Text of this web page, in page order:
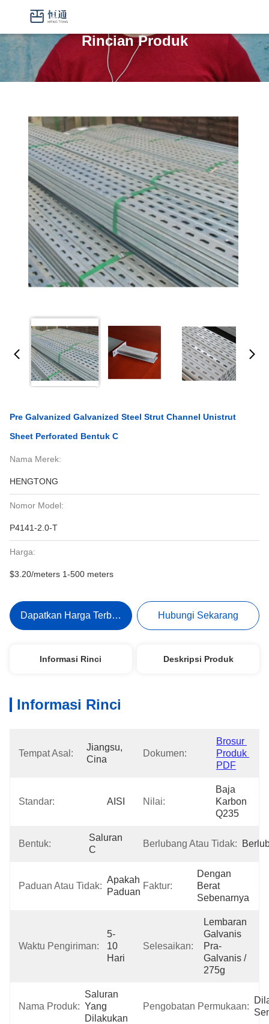
Rincian Produk
Pre Galvanized Galvanized Steel Strut Channel Unistrut
Sheet Perforated Bentuk C
Nama Merek:
HENGTONG
Nomor Model:
P4141-2.0-T
Harga:
$3.20/meters 1-500 meters
Dapatkan Harga Terbaik Hubungi Sekarang
Informasi Rinci Deskripsi Produk
Informasi Rinci
Tempat Asal:
Jiangsu,
Cina
Dokumen:
Brosur
Produk
PDF
Standar: AISI Nilai:
Baja
Karbon
Q235
Bentuk:
Saluran
C
Berlubang Atau Tidak:
Paduan Atau Tidak:
Apakah
Paduan
Faktur:
Dengan
Berat
Sebenarnya
Waktu Pengiriman:
5-
10
Hari
Selesaikan:
Lembaran
Galvanis
Pra-
Galvanis /
275g
Nama Produk:
Saluran
Yang
Dilakukan
Pengobatan Permukaan: